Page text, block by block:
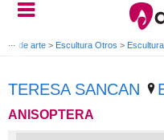
de arte > Escultura Otros >
TERESA SANCAN
ANISOPTERA